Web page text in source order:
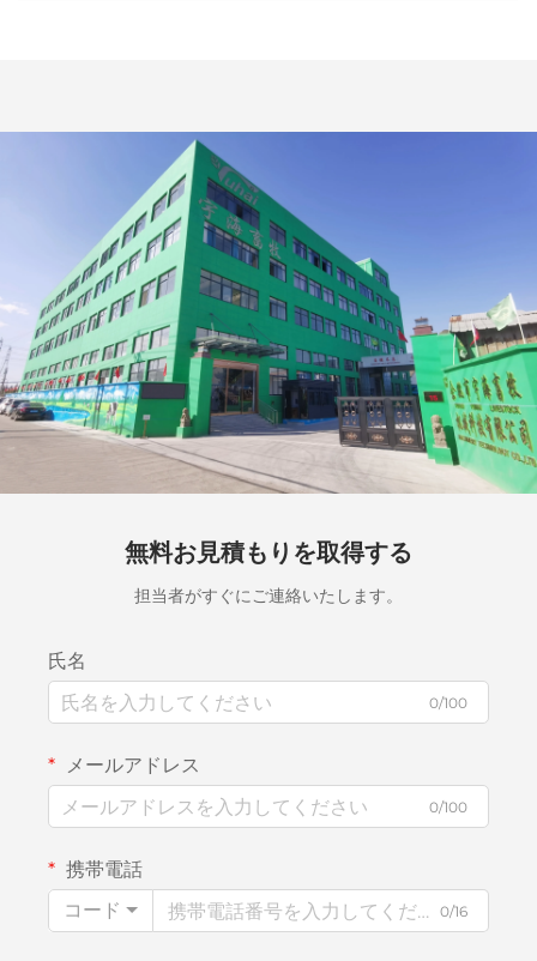
無料お見積もりを取得する
担当者がすぐにご連絡いたします。
氏名
0/100
メールアドレス
0/100
携帯電話
コード
0/16